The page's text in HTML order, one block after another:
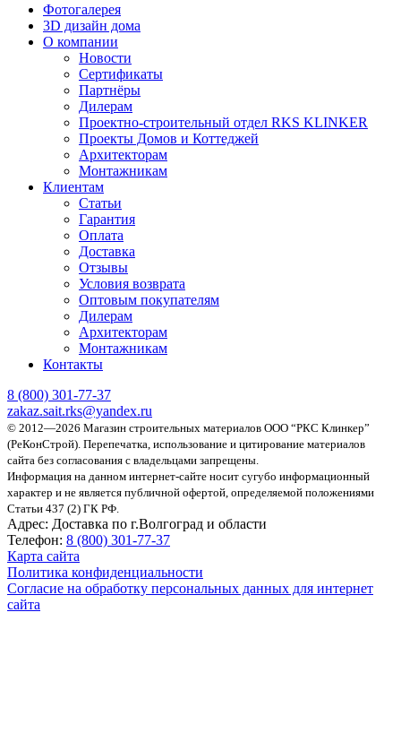
Фотогалерея
3D дизайн дома
О компании
Новости
Сертификаты
Партнёры
Дилерам
Проектно-строительный отдел RKS KLINKER
Проекты Домов и Коттеджей
Архитекторам
Монтажникам
Клиентам
Статьи
Гарантия
Оплата
Доставка
Отзывы
Условия возврата
Оптовым покупателям
Дилерам
Архитекторам
Монтажникам
Контакты
8 (800) 301-77-37
zakaz.sait.rks@yandex.ru
© 2012—2026 Магазин строительных материалов ООО “РКС Клинкер”
(РеКонСтрой). Перепечатка, использование и цитирование материалов
сайта без согласования с владельцами запрещены.
Информация на данном интернет-сайте носит сугубо информационный
характер и не является публичной офертой, определяемой положениями
Статьи 437 (2) ГК РФ.
Адрес: Доставка по г.Волгоград и области
Телефон: 8 (800) 301-77-37
Карта сайта
Политика конфиденциальности
Согласие на обработку персональных данных для интернет
сайта